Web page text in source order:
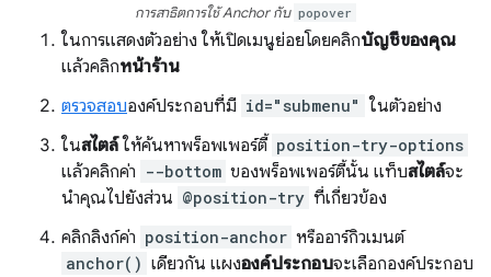
การสาธิตการใช้ Anchor กับ popover
ในการแสดงตัวอย่าง ให้เปิดเมนูย่อยโดยคลิกบัญชีของคุณ
แล้วคลิกหน้าร้าน
ตรวจสอบองค์ประกอบที่มี id="submenu" ในตัวอย่าง
ในสไตล์ให้ค้นหาพร็อพเพอร์ตี้ position-try-options
แล้วคลิกค่า --bottom ของพร็อพเพอร์ตี้นั้น แท็บสไตล์จะ
นำคุณไปยังส่วน @position-try ที่เกี่ยวข้อง
คลิกลิงก์ค่า position-anchor หรืออาร์กิวเมนต์
anchor() เดียวกัน แผงองค์ประกอบจะเลือกองค์ประกอบ